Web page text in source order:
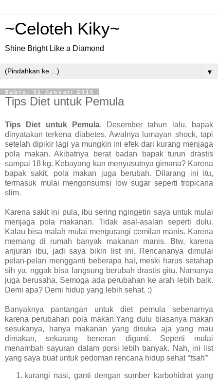
~Celoteh Kiky~
Shine Bright Like a Diamond
▼
Sabtu, 31 Januari 2015
Tips Diet untuk Pemula
Tips Diet untuk Pemula. Desember tahun lalu, bapak
dinyatakan terkena diabetes. Awalnya lumayan shock, tapi
setelah dipikir lagi ya mungkin ini efek dari kurang menjaga
pola makan. Akibatnya berat badan bapak turun drastis
sampai 18 kg. Kebayang kan menyusutnya gimana? Karena
bapak sakit, pola makan juga berubah. Dilarang ini itu,
termasuk mulai mengonsumsi low sugar seperti tropicana
slim.
Karena sakit ini pula, ibu sering ngingetin saya untuk mulai
menjaga pola makanan. Tidak asal-asalan seperti dulu.
Kalau bisa malah mulai mengurangi cemilan manis. Karena
memang di rumah banyak makanan manis. Btw, karena
anjuran ibu, jadi saya bikin list ini. Rencananya dimulai
pelan-pelan mengganti beberapa hal, meski harus setahap
sih ya, nggak bisa langsung berubah drastis gitu. Namanya
juga berusaha. Semoga ada perubahan ke arah lebih baik.
Demi apa? Demi hidup yang lebih sehat. :)
Banyaknya pantangan untuk diet pemula sebenarnya
karena perubahan pola makan.Yang dulu biasanya makan
sesukanya, hanya makanan yang disuka aja yang mau
dimakan, sekarang beneran diganti. Seperti mulai
menambah sayuran dalam porsi lebih banyak. Nah, ini list
yang saya buat untuk pedoman rencana hidup sehat *tsah*
kurangi nasi, ganti dengan sumber karbohidrat yang